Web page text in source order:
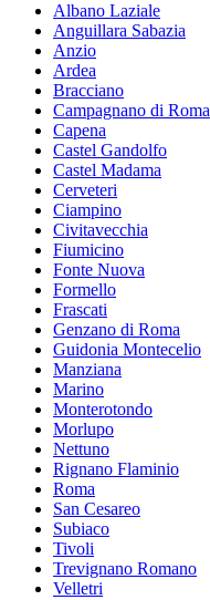
Albano Laziale
Anguillara Sabazia
Anzio
Ardea
Bracciano
Campagnano di Roma
Capena
Castel Gandolfo
Castel Madama
Cerveteri
Ciampino
Civitavecchia
Fiumicino
Fonte Nuova
Formello
Frascati
Genzano di Roma
Guidonia Montecelio
Manziana
Marino
Monterotondo
Morlupo
Nettuno
Rignano Flaminio
Roma
San Cesareo
Subiaco
Tivoli
Trevignano Romano
Velletri